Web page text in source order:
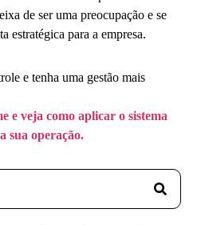
de ser uma preocupação e se
estratégica para a empresa.
e tenha uma gestão mais
e veja como aplicar o sistema
sua operação.